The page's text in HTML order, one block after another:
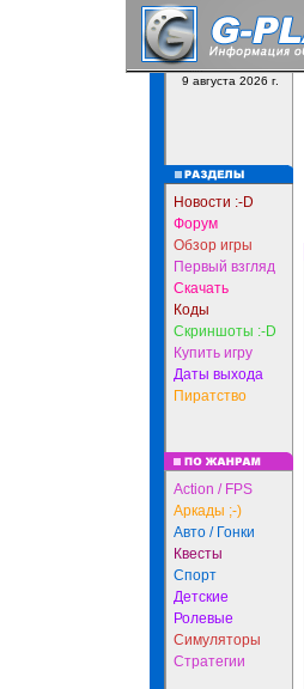
9 августа 2026 г.
Новости :-D
Форум
Обзор игры
Первый взгляд
Скачать
Коды
Скриншоты :-D
Купить игру
Даты выхода
Пиратство
Action / FPS
Аркады ;-)
Авто / Гонки
Квесты
Спорт
Детские
Ролевые
Симуляторы
Стратегии